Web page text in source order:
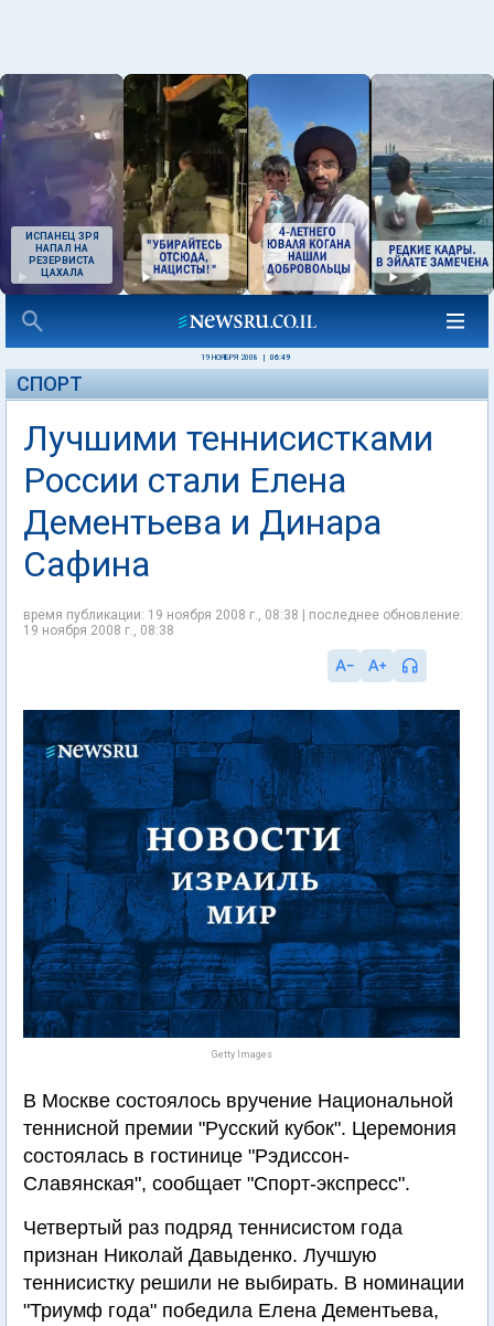
ИСПАНЕЦ ЗРЯ
НАПАЛ НА
РЕЗЕРВИСТА
ЦАХАЛА
19 НОЯБРЯ 2008 06:49
СПОРТ
Лучшими теннисистками
России стали Елена
Дементьева и Динара
Сафина
время публикации: 19 ноября 2008 г., 08:38 | последнее обновление:
19 ноября 2008 г., 08:38
Getty Images
В Москве состоялось вручение Национальной
теннисной премии "Русский кубок". Церемония
состоялась в гостинице "Рэдиссон-
Славянская", сообщает "Спорт-экспресс".
Четвертый раз подряд теннисистом года
признан Николай Давыденко. Лучшую
теннисистку решили не выбирать. В номинации
"Триумф года" победила Елена Дементьева,